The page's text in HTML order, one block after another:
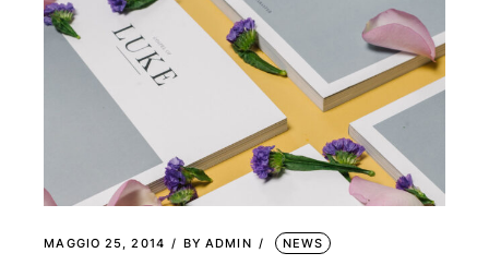
MAGGIO 25, 2014 BY ADMIN NEWS